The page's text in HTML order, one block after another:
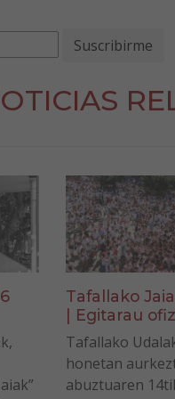
Tafallako
| Egitarau
Tafallako
honetan
abuztuaren